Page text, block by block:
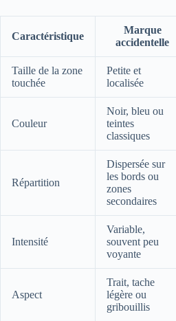
Caractéristique
Marque
accidentelle
Taille de la zone
touchée
Petite et
localisée
Couleur
Noir, bleu ou
teintes
classiques
Répartition
Dispersée sur
les bords ou
zones
secondaires
Intensité
Variable,
souvent peu
voyante
Aspect
Trait, tache
légère ou
gribouillis